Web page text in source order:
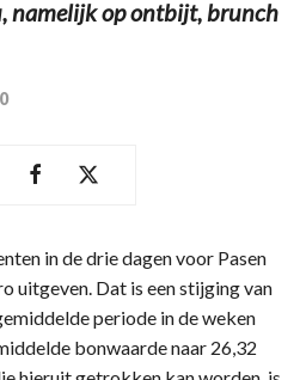
namelijk op ontbijt, brunch
in de drie dagen voor Pasen
uitgeven. Dat is een stijging van
periode in de weken
bonwaarde naar 26,32